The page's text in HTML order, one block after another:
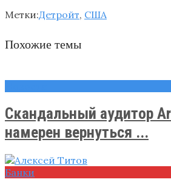
Метки:Детройт, США
Похожие темы
Скандальный аудитор
намерен вернуться ...
Банки